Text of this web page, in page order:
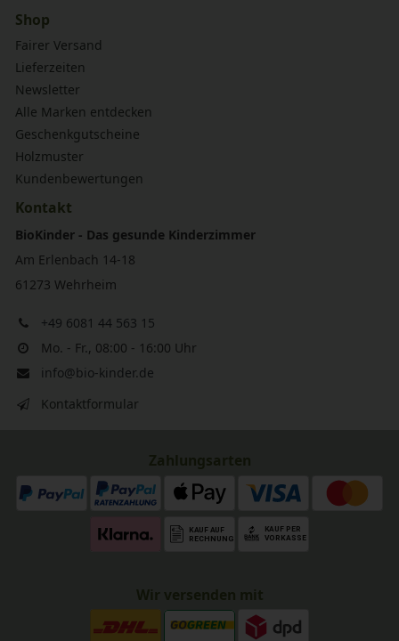
Shop
Fairer Versand
Lieferzeiten
Newsletter
Alle Marken entdecken
Geschenkgutscheine
Holzmuster
Kundenbewertungen
Kontakt
BioKinder - Das gesunde Kinderzimmer
Am Erlenbach 14-18
61273 Wehrheim
+49 6081 44 563 15
Mo. - Fr., 08:00 - 16:00 Uhr
info@bio-kinder.de
Kontaktformular
Zahlungsarten
Wir versenden mit